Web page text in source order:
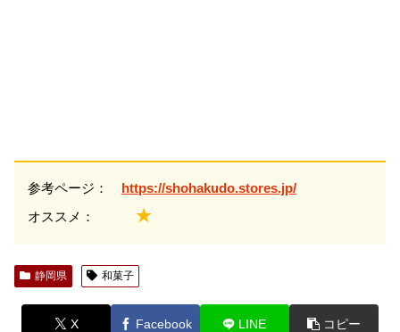
参考ページ： https://shohakudo.stores.jp/
オススメ： ★
静岡県 和菓子
X Facebook LINE コピー